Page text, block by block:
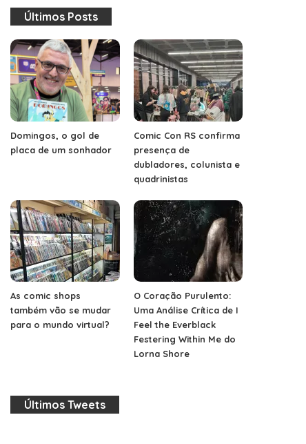
Últimos Posts
Domingos, o gol de
placa de um sonhador
Comic Con RS confirma
presença de
dubladores, colunista e
quadrinistas
As comic shops
também vão se mudar
para o mundo virtual?
O Coração Purulento:
Uma Análise Crítica de I
Feel the Everblack
Festering Within Me do
Lorna Shore
Últimos Tweets